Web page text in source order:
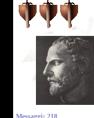
Messaggi: 218